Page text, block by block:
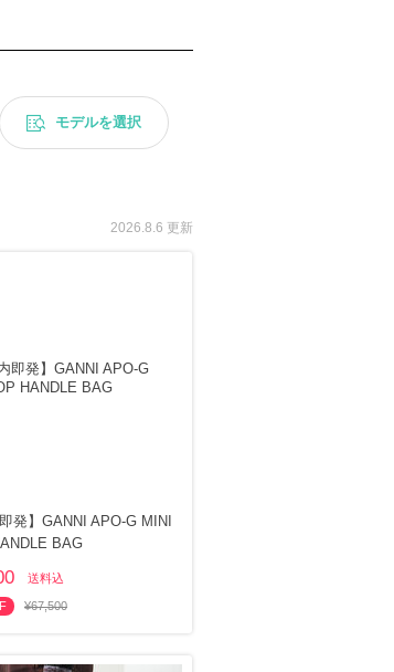
モデルを選択
2026.8.6 更新
即発】GANNI APO-G MINI
BAG
送料込
¥67,500